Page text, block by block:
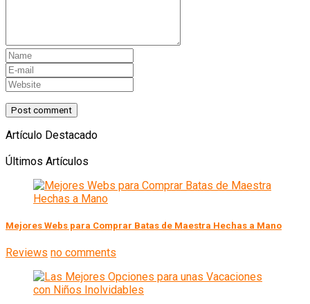
Artículo Destacado
Últimos Artículos
Mejores Webs para Comprar Batas de Maestra Hechas a Mano
Reviews no comments